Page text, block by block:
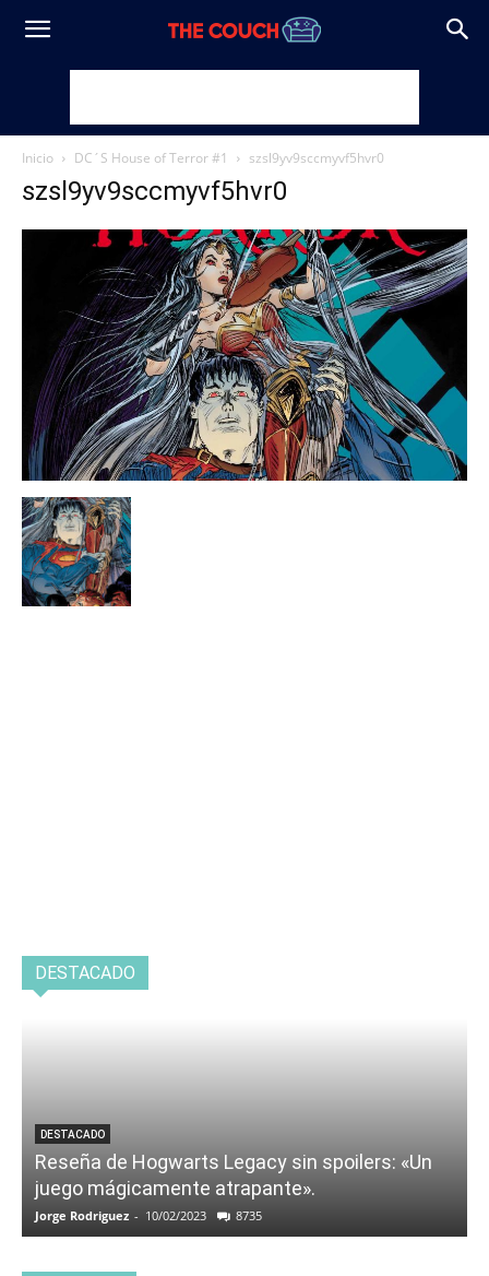
Inicio DC´S House of Terror #1 szsl9yv9sccmyvf5hvr0
szsl9yv9sccmyvf5hvr0
DESTACADO
DESTACADO
Reseña de Hogwarts Legacy sin spoilers: «Un
juego mágicamente atrapante».
Jorge Rodriguez - 10/02/2023 8735